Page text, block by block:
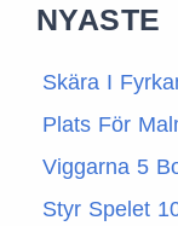
NYASTE
Skära I
Plats För
Viggarna 5
Styr Spelet